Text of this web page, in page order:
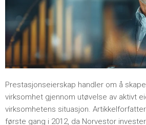
Prestasjonseierskap handler om å
virksomhet gjennom utøvelse av aktivt
virksomhetens situasjon.
første gang i 2012, da Norvestor